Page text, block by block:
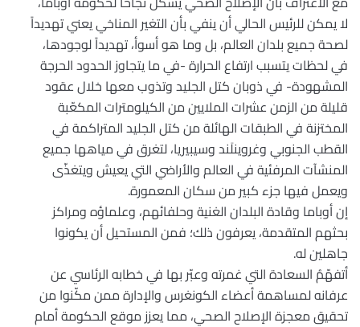
لا يمكن للرئيس الحالي أن ينفي بأن التغير المناخي يعني تهديداً
لصحة جميع بلدان العالم، بل وما هو أسوأ، تهديداً لوجودها،
في لحظات يتسبب ارتفاع الحرارة -في ما يتجاوز الحدود الحرجة
المشهودة- في ذوبان كتل الجليد وتذوب معها خلال عقود
قليلة من الزمن عشرات الملايين من الكيلومترات المكعّبة
المختزنة في الطبقات الهائلة من كتل الجليد المتراكمة في
القطب الجنوبي وغروينلَند وسيبيريا، لتغرق في مياهها جميع
المنشآت المرفئية في العالم والأراضي التي يعيش ويتغذّى
ويعمل فيها جزء كبير من سكان المعمورة.
إن أوباما وقادة البلدان الغنية وحلفائهم، وعلماؤه ومراكز
بحثهم المتقدمة، يعرفون ذلك؛ فمن المستحيل أن يكونوا
جاهلين له.
أتفهّمُ السعادة التي غمرته وعبّر بها في خطابه الرئاسي عن
عرفانه لمساهمة أعضاء الكونغرس والإدارة ممن مكّنوا من
تحقيق معجزة الإصلاح الصحي، مما يعزز موقع الحكومة أمام